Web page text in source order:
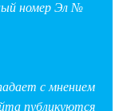
номер Эл №
с мнением
публикуются